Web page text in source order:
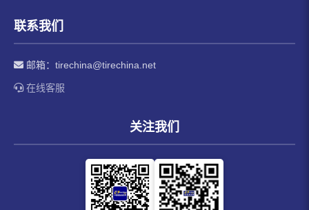
联系我们
邮箱： tirechina@tirechina.net
在线客服
关注我们